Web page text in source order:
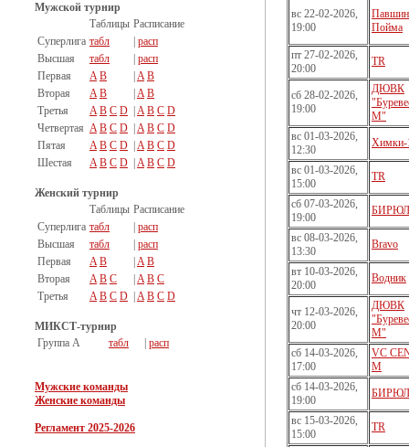
Мужской турнир
Таблицы Расписание
Суперлига табл
расп
Высшая
табл
расп
Первая
A B A B
Вторая
A B A B
Третья
A B C D A B C D
Четвертая A B C D A B C D
Пятая
A B C D A B C D
Шестая
A B C D A B C D
Женский турнир
Таблицы Расписание
Суперлига табл
расп
Высшая
табл
расп
Первая
A B A B
Вторая
A B C A B C
Третья
A B C D A B C D
МИКСТ-турнир
Группа А
табл расп
Мужские команды
Женские команды
Регламент 2025-2026
вс 22-02-2026,
19:00
Пойма
пт 27-02-2026,
20:00
TR
сб 28-02-2026,
19:00
ДЮВК
М"
вс 01-03-2026,
12:30
Химки-
вс 01-03-2026,
15:00
TR
сб 07-03-2026,
19:00
вс 08-03-2026,
13:30
Bravo
вт 10-03-2026,
20:00
Водник
чт 12-03-2026,
20:00
ДЮВК
М"
сб 14-03-2026,
17:00
VC
M
сб 14-03-2026,
19:00
вс 15-03-2026,
15:00
TR